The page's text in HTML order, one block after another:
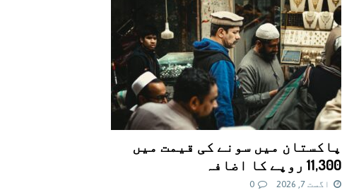
پاکستان میں سونے کی قیمت میں
11,300 روپے کا اضافہ
اگست 7, 2026 0